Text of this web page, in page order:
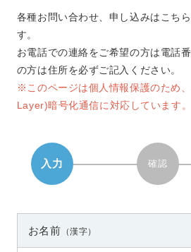
各種お問い合わせ、申し込みはこち
す。
お電話での連絡をご希望の方は電話
の方は住所を必ずご記入ください。
※このページは個人情報保護のため
Layer)暗号化通信に対応しています。
入力 確認
お名前 （漢字）